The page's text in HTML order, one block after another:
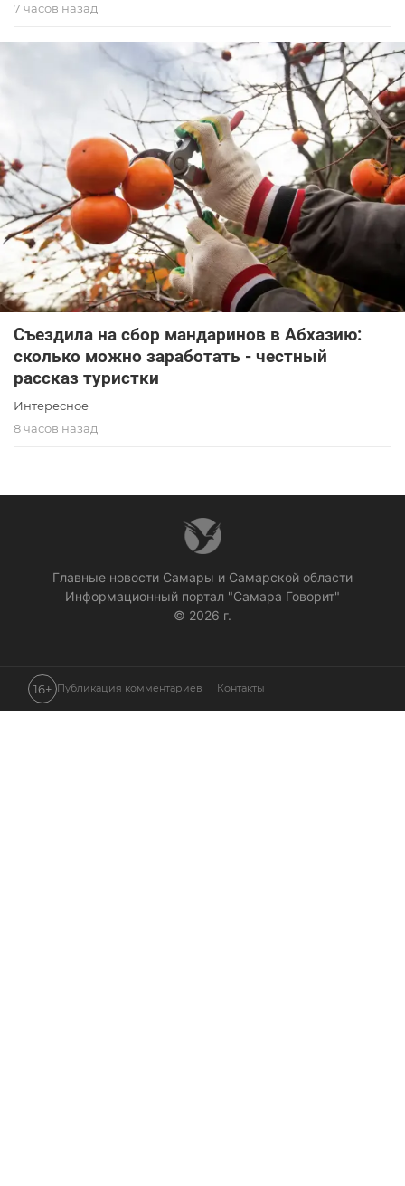
7 часов назад
Съездила на сбор мандаринов в Абхазию:
сколько можно заработать - честный
рассказ туристки
Интересное
8 часов назад
Главные новости Самары и Самарской области
Информационный портал "Самара Говорит"
© 2026 г.
16+ Публикация комментариев Контакты